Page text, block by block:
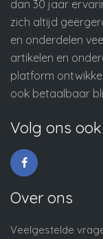
dan 30 jaar
zich altijd
en onderdelen
artikelen en
platform
ook betaalbaar
Volg ons
Over ons
Veelgestelde